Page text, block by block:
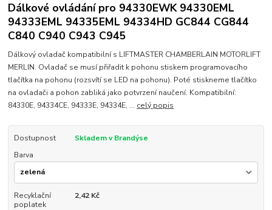
Dálkové ovládání pro 94330EWK 94330EML
94333EML 94335EML 94334HD GC844 CG844
C840 C940 C943 C945
Dálkový ovladač kompatibilní s LIFTMASTER CHAMBERLAIN MOTORLIFT
MERLIN. Ovladač se musí přiřadit k pohonu stiskem programovacího
tlačítka na pohonu (rozsvítí se LED na pohonu). Poté stiskneme tlačítko
na ovladači a pohon zabliká jako potvrzení naučení. Kompatibilní:
84330E, 94334CE, 94333E, 94334E, ... celý popis
Dostupnost
Skladem v Brandýse
Barva
Recyklační
poplatek
2,42 Kč